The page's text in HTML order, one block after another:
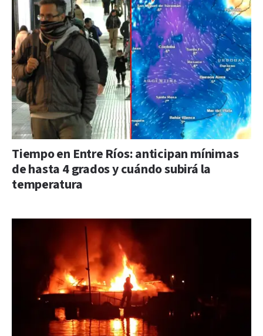
Tiempo en Entre Ríos: anticipan mínimas
de hasta 4 grados y cuándo subirá la
temperatura